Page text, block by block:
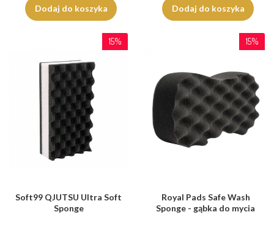
Dodaj do koszyka
Dodaj do koszyka
15%
Soft99 QJUTSU Ultra Soft
Sponge
15%
Royal Pads Safe Wash
Sponge - gąbka do mycia